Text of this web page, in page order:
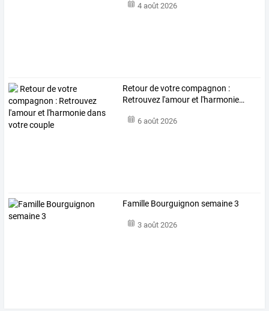
4 août 2026
Retourdevotrecompagnon :
Retrouvez l'amouret l'harmonie…
6 août 2026
Famille Bourguignon semaine 3
3 août 2026